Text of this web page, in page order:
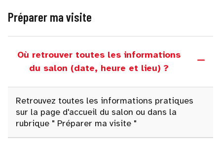
Préparer ma visite
Où retrouver toutes les informations
du salon (date, heure et lieu) ?
Retrouvez toutes les informations pratiques
sur la page d'accueil du salon ou dans la
rubrique " Préparer ma visite "